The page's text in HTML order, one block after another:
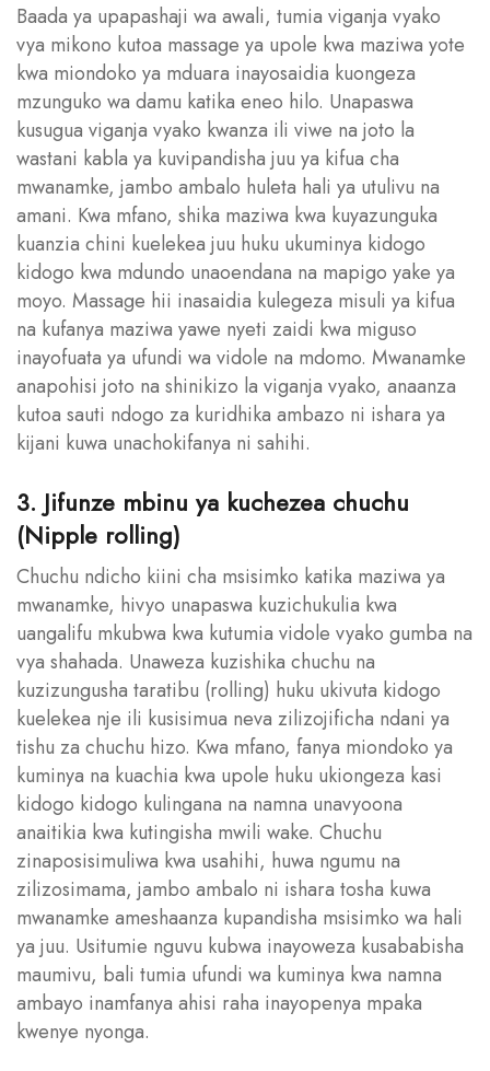
Baada ya upapashaji wa awali, tumia viganja vyako
vya mikono kutoa massage ya upole kwa maziwa yote
kwa miondoko ya mduara inayosaidia kuongeza
mzunguko wa damu katika eneo hilo. Unapaswa
kusugua viganja vyako kwanza ili viwe na joto la
wastani kabla ya kuvipandisha juu ya kifua cha
mwanamke, jambo ambalo huleta hali ya utulivu na
amani. Kwa mfano, shika maziwa kwa kuyazunguka
kuanzia chini kuelekea juu huku ukuminya kidogo
kidogo kwa mdundo unaoendana na mapigo yake ya
moyo. Massage hii inasaidia kulegeza misuli ya kifua
na kufanya maziwa yawe nyeti zaidi kwa miguso
inayofuata ya ufundi wa vidole na mdomo. Mwanamke
anapohisi joto na shinikizo la viganja vyako, anaanza
kutoa sauti ndogo za kuridhika ambazo ni ishara ya
kijani kuwa unachokifanya ni sahihi.
3. Jifunze mbinu ya kuchezea chuchu
(Nipple rolling)
Chuchu ndicho kiini cha msisimko katika maziwa ya
mwanamke, hivyo unapaswa kuzichukulia kwa
uangalifu mkubwa kwa kutumia vidole vyako gumba na
vya shahada. Unaweza kuzishika chuchu na
kuzizungusha taratibu (rolling) huku ukivuta kidogo
kuelekea nje ili kusisimua neva zilizojificha ndani ya
tishu za chuchu hizo. Kwa mfano, fanya miondoko ya
kuminya na kuachia kwa upole huku ukiongeza kasi
kidogo kidogo kulingana na namna unavyoona
anaitikia kwa kutingisha mwili wake. Chuchu
zinaposisimuliwa kwa usahihi, huwa ngumu na
zilizosimama, jambo ambalo ni ishara tosha kuwa
mwanamke ameshaanza kupandisha msisimko wa hali
ya juu. Usitumie nguvu kubwa inayoweza kusababisha
maumivu, bali tumia ufundi wa kuminya kwa namna
ambayo inamfanya ahisi raha inayopenya mpaka
kwenye nyonga.